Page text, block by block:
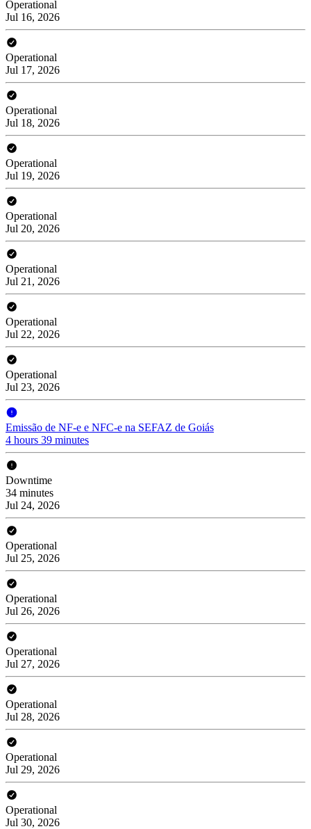
Operational
Jul 16, 2026
Operational
Jul 17, 2026
Operational
Jul 18, 2026
Operational
Jul 19, 2026
Operational
Jul 20, 2026
Operational
Jul 21, 2026
Operational
Jul 22, 2026
Operational
Jul 23, 2026
Emissão de NF-e e NFC-e na SEFAZ de Goiás
4 hours 39 minutes
Downtime
34 minutes
Jul 24, 2026
Operational
Jul 25, 2026
Operational
Jul 26, 2026
Operational
Jul 27, 2026
Operational
Jul 28, 2026
Operational
Jul 29, 2026
Operational
Jul 30, 2026